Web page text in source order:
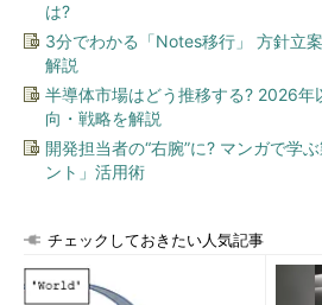
は?
3分でわかる「Notes移行」 方針立
解説
半導体市場はどう推移する? 2026年
向・戦略を解説
開発担当者の“右腕”に? マンガで学
ント」活用術
チェックしておきたい人気記事